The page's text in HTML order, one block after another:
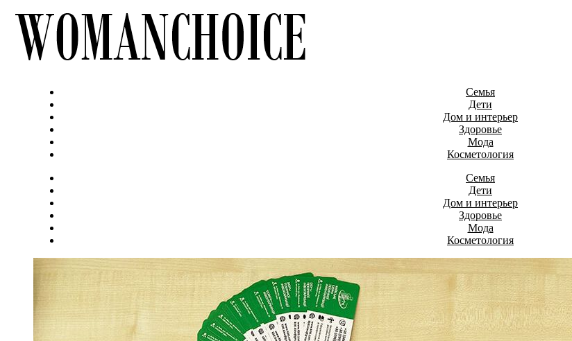
Семья
Дети
Дом и интерьер
Здоровье
Мода
Косметология
Семья
Дети
Дом и интерьер
Здоровье
Мода
Косметология